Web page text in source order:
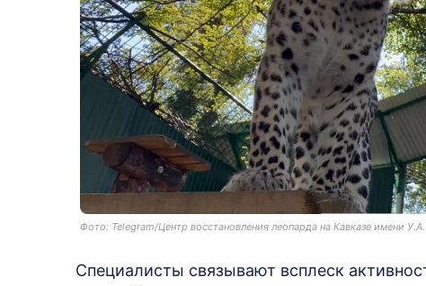
Фото: Telegram/Центр восстановления леопарда на Кавказе имени
Специалисты связывают всплеск